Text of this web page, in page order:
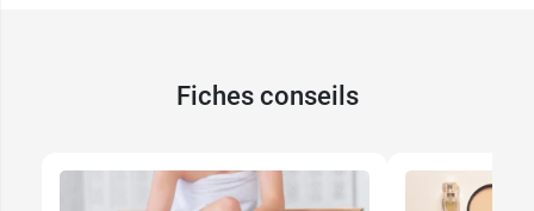
Fiches conseils